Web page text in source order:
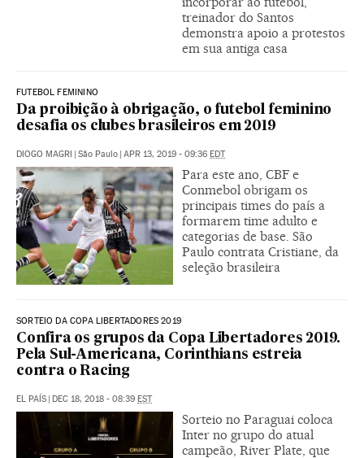
treinador do Santos
demonstra apoio a protestos
em sua antiga casa
FUTEBOL FEMININO
Da proibição à obrigação, o futebol feminino
desafia os clubes brasileiros em 2019
DIOGO MAGRI São Paulo APR 13, 2019 - 09:36 EDT
Para este ano, CBF e
Conmebol obrigam os
principais times do país a
formarem time adulto e
categorias de base. São
Paulo contrata Cristiane, da
seleção brasileira
SORTEIO DA COPA LIBERTADORES 2019
Confira os grupos da Copa Libertadores 2019.
Pela Sul-Americana, Corinthians estreia
contra o Racing
EL PAÍS DEC 18, 2018 - 08:39 EST
Sorteio no Paraguai coloca
Inter no grupo do atual
campeão, River Plate, que